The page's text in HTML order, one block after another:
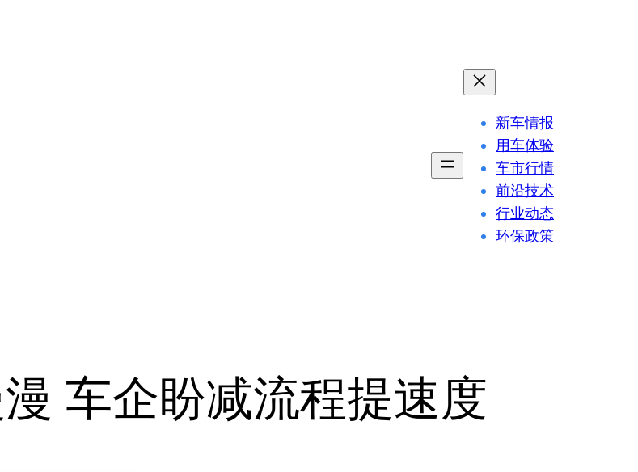
新车情报
用车体验
车市行情
前沿技术
行业动态
环保政策
车企盼减流程提速度